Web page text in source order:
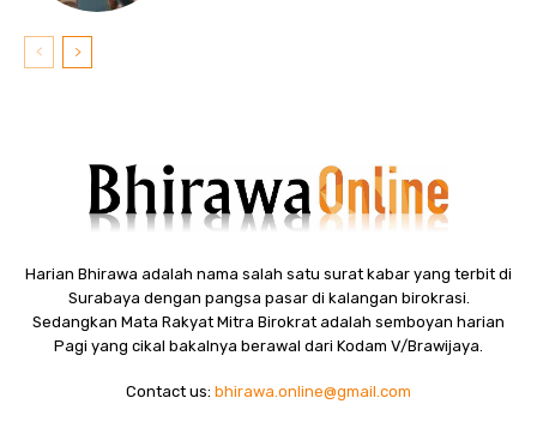
Harian Bhirawa adalah nama salah satu surat kabar yang terbit di
Surabaya dengan pangsa pasar di kalangan birokrasi.
Sedangkan Mata Rakyat Mitra Birokrat adalah semboyan harian
Pagi yang cikal bakalnya berawal dari Kodam V/Brawijaya.
Contact us: bhirawa.online@gmail.com